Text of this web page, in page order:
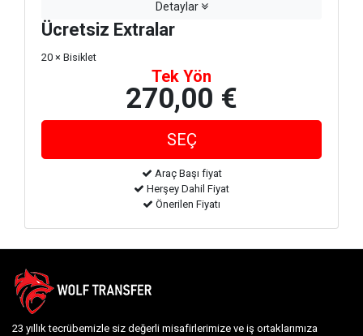
Detaylar
Ücretsiz Extralar
20 × Bisiklet
Tek Yön
270,00 €
Araç Başı fiyat
Herşey Dahil Fiyat
Önerilen Fiyatı
23 yıllık tecrübemizle siz değerli misafirlerimize ve iş ortaklarımıza